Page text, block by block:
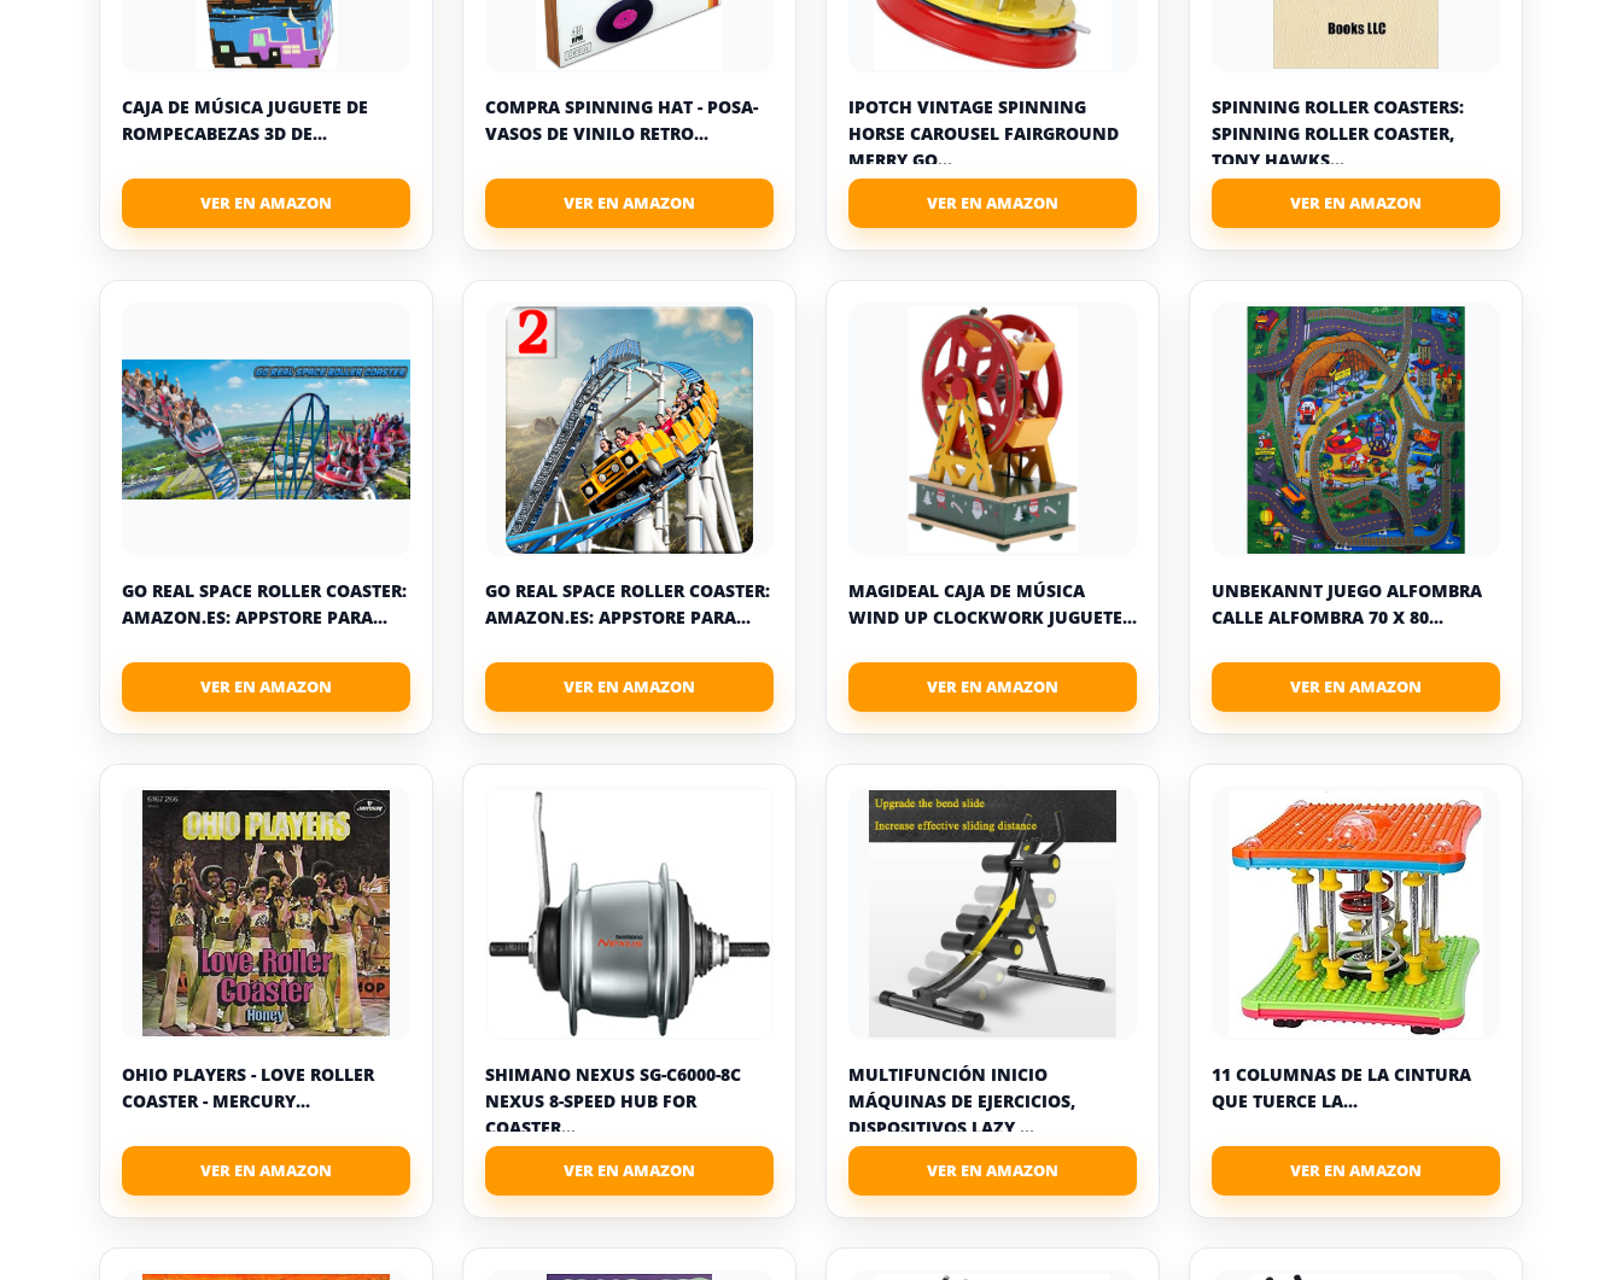
CAJA DE MÚSICA JUGUETE DE
ROMPECABEZAS 3D DE...
COMPRA SPINNING HAT - POSA-
VASOS DE VINILO RETRO...
IPOTCH VINTAGE SPINNING
HORSE CAROUSEL FAIRGROUND
MERRY GO...
SPINNING ROLLER COASTERS:
SPINNING ROLLER COASTER,
TONY HAWKS...
GO REAL SPACE ROLLER COASTER:
AMAZON.ES: APPSTORE PARA...
GO REAL SPACE ROLLER COASTER:
AMAZON.ES: APPSTORE PARA...
MAGIDEAL CAJA DE MÚSICA
WIND UP CLOCKWORK JUGUETE...
UNBEKANNT JUEGO ALFOMBRA
CALLE ALFOMBRA 70 X 80...
OHIO PLAYERS - LOVE ROLLER
COASTER - MERCURY...
SHIMANO NEXUS SG-C6000-8C
NEXUS 8-SPEED HUB FOR
COASTER...
MULTIFUNCIÓN INICIO
MÁQUINAS DE EJERCICIOS,
DISPOSITIVOS LAZY ...
11 COLUMNAS DE LA CINTURA
QUE TUERCE LA...